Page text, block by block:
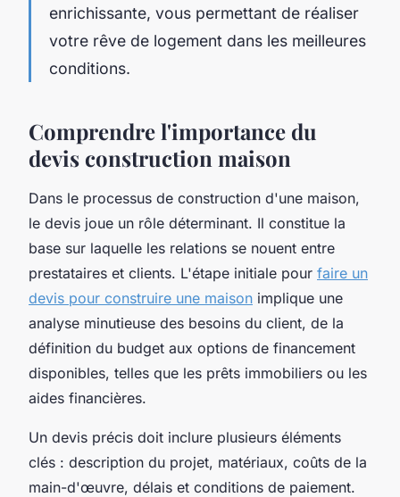
enrichissante, vous permettant de réaliser
votre rêve de logement dans les meilleures
conditions.
Comprendre l'importance du
devis construction maison
Dans le processus de construction d'une maison,
le devis joue un rôle déterminant. Il constitue la
base sur laquelle les relations se nouent entre
prestataires et clients. L'étape initiale pour faire un
devis pour construire une maison implique une
analyse minutieuse des besoins du client, de la
définition du budget aux options de financement
disponibles, telles que les prêts immobiliers ou les
aides financières.
Un devis précis doit inclure plusieurs éléments
clés : description du projet, matériaux, coûts de la
main-d'œuvre, délais et conditions de paiement.